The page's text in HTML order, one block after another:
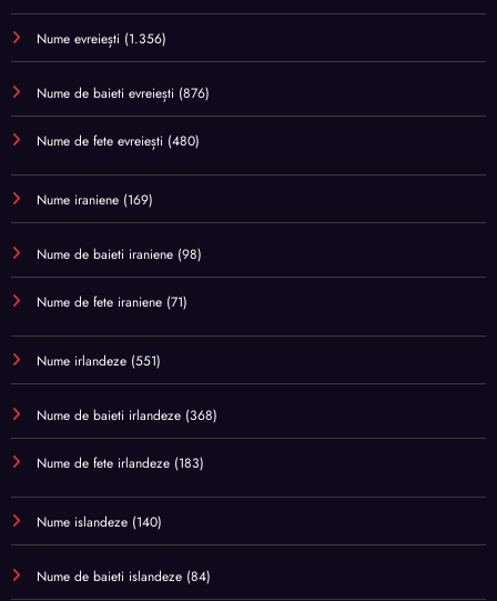
Nume evreiești (1.356)
Nume de baieti evreiești (876)
Nume de fete evreiești (480)
Nume iraniene (169)
Nume de baieti iraniene (98)
Nume de fete iraniene (71)
Nume irlandeze (551)
Nume de baieti irlandeze (368)
Nume de fete irlandeze (183)
Nume islandeze (140)
Nume de baieti islandeze (84)